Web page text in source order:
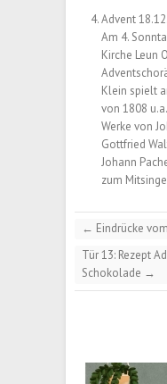
Advent
Am 4.
Kirche Leun
Klein spielt
von 1808
Werke von
Gottfried
Johann
zum
← Eindrücke
Tür 13: Rezept
Schokolade →